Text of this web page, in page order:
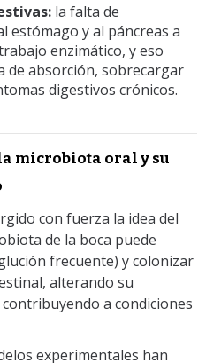
la falta de
estómago y al páncreas a
enzimático, y eso
de absorción, sobrecargar
digestivos crónicos.
microbiota oral y su
con fuerza la idea del
de la boca puede
frecuente) y colonizar
alterando su
a condiciones
experimentales han